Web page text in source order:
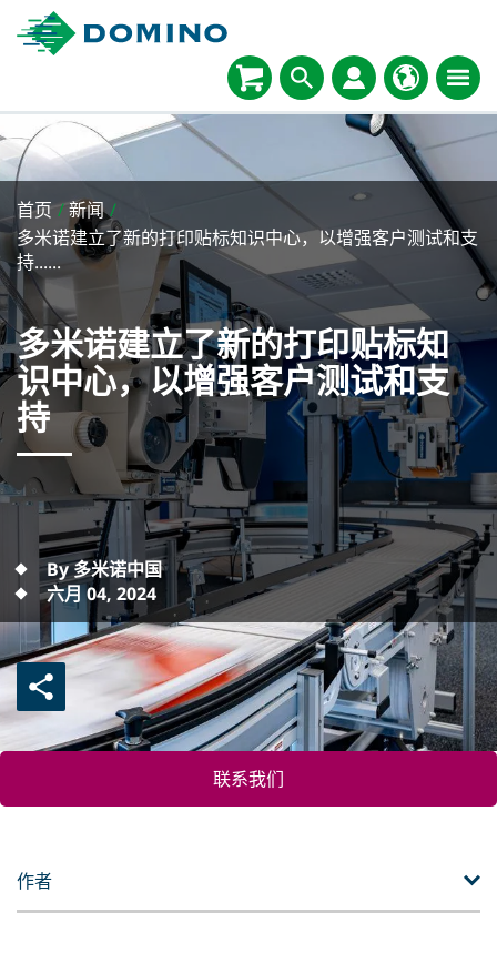
首页 /新闻 /
多米诺建立了新的打印贴标知识中心，以增强客户测试和支
持......
多米诺建立了新的打印贴标知
识中心，以增强客户测试和支
持
By 多米诺中国
六月 04, 2024
联系我们
作者